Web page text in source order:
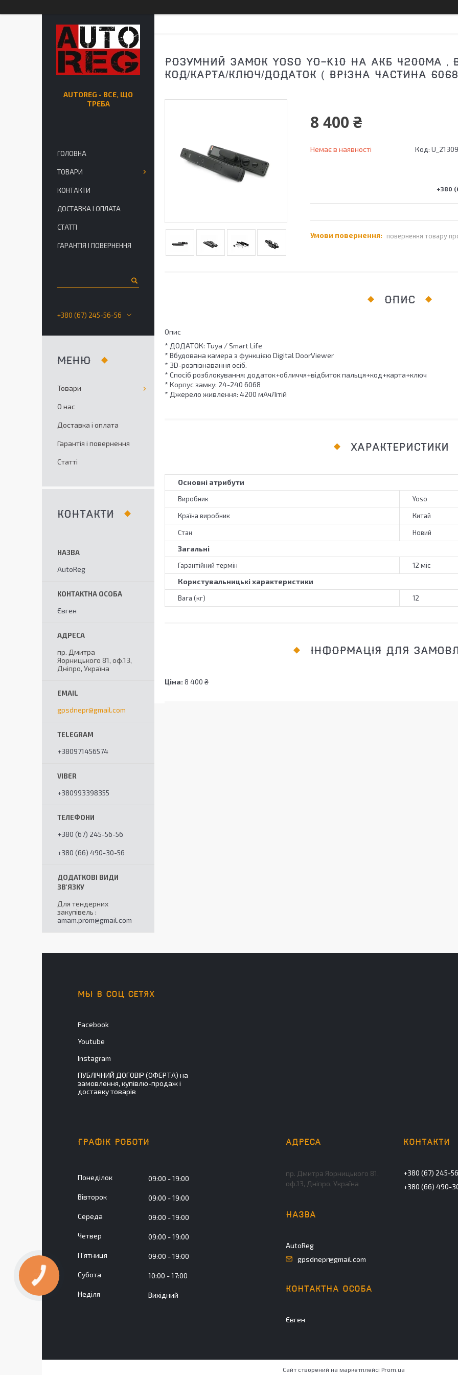
РОЗУМНИЙ ЗАМОК YOSO YO-K10 НА АКБ 4200MA ,
КОД/КАРТА/КЛЮЧ/ДОДАТОК ( ВРІЗНА ЧАСТИНА
8 400 ₴
Немає в наявності Код: U_21309
+380
повернення товару
ОПИС
Опис
* ДОДАТОК: Tuya / Smart Life
* Вбудована камера з функцією Digital DoorViewer
* 3D-розпізнавання осіб.
* Спосіб розблокування: додаток+обличчя+відбиток пальця+код+карта+ключ
* Корпус замку: 24-240 6068
* Джерело живлення: 4200 мАчЛітій
ХАРАКТЕРИСТИКИ
Основні атрибути
Виробник Yoso
Країна виробник Китай
Стан Новий
Загальні
Гарантійний термін 12 міс
Користувальницькі характеристики
Вага (кг) 12
ІНФОРМАЦІЯ ДЛЯ
Ціна: 8 400 ₴
AUTOREG - ВСЕ, ЩО
ТРЕБА
ГОЛОВНА
ТОВАРИ
КОНТАКТИ
ДОСТАВКА І ОПЛАТА
СТАТТІ
ГАРАНТІЯ І ПОВЕРНЕННЯ
+380 (67) 245-56-56
Товари
О нас
Доставка і оплата
Гарантія і повернення
Статті
КОНТАКТИ
AutoReg
Євген
пр. Дмитра
Яорницького 81, оф.13,
Дніпро, Україна
gpsdnepr@gmail.com
+380971456574
+380993398355
+380 (67) 245-56-56
+380 (66) 490-30-56
Для тендерних
закупівель
amam.prom@gmail.com
МЫ В СОЦ СЕТЯХ
Facebook
Youtube
Instagram
ПУБЛІЧНИЙ ДОГОВІР (ОФЕРТА) на
замовлення, купівлю-продаж і
доставку товарів
ГРАФІК РОБОТИ
Понеділок 09:00 19:00
Вівторок 09:00 19:00
Середа 09:00 19:00
Четвер 09:00 19:00
Пʼятниця 09:00 19:00
Субота 10:00 17:00
Неділя Вихідний
пр. Дмитра Яорницького 81,
оф.13, Дніпро, Україна
AutoReg
gpsdnepr@gmail.com
Євген
+380 (67) 245-
+380 (66) 490-
Сайт створений на маркетплейсі Prom.ua